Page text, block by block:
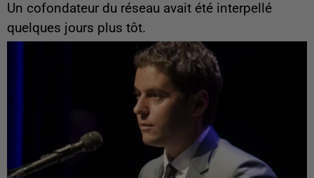
Un cofondateur du réseau avait été interpellé
quelques jours plus tôt.